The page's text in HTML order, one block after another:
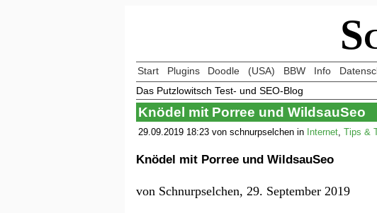
Start Plugins Doodle (USA) BBW Info
Das Putzlowitsch Test- und SEO-Blog
Knödel mit Porree und WildsauSeo
29.09.2019 18:23 von schnurpselchen in Internet, Tips &
Knödel mit Porree und WildsаuSеo
von Schnurpselchen, 29. September 2019